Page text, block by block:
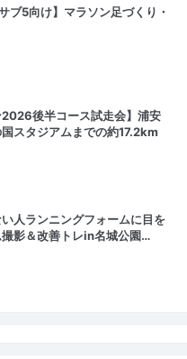
ブ5向け】マラソン足づくり・
2026後半コース試走会】浦安
スタジアムまでの約17.2km
人ランニングフォームに目を
影＆改善トレin名城公園…